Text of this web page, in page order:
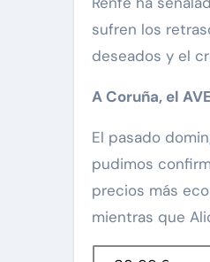
sufren los
deseados y el
A Coruña, el
El pasado
pudimos
precios más
mientras que